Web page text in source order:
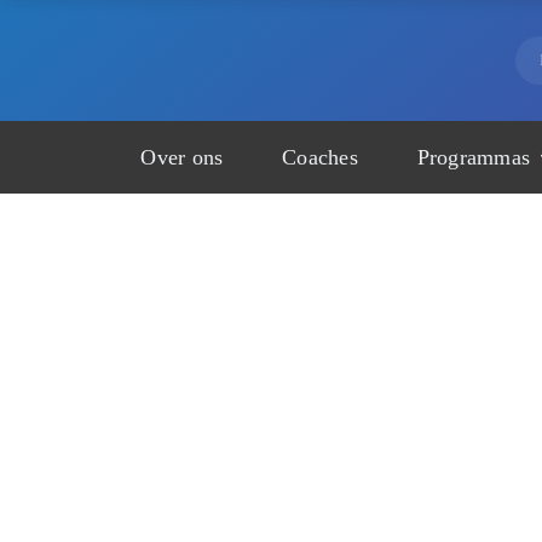
Over ons Coaches Programmas